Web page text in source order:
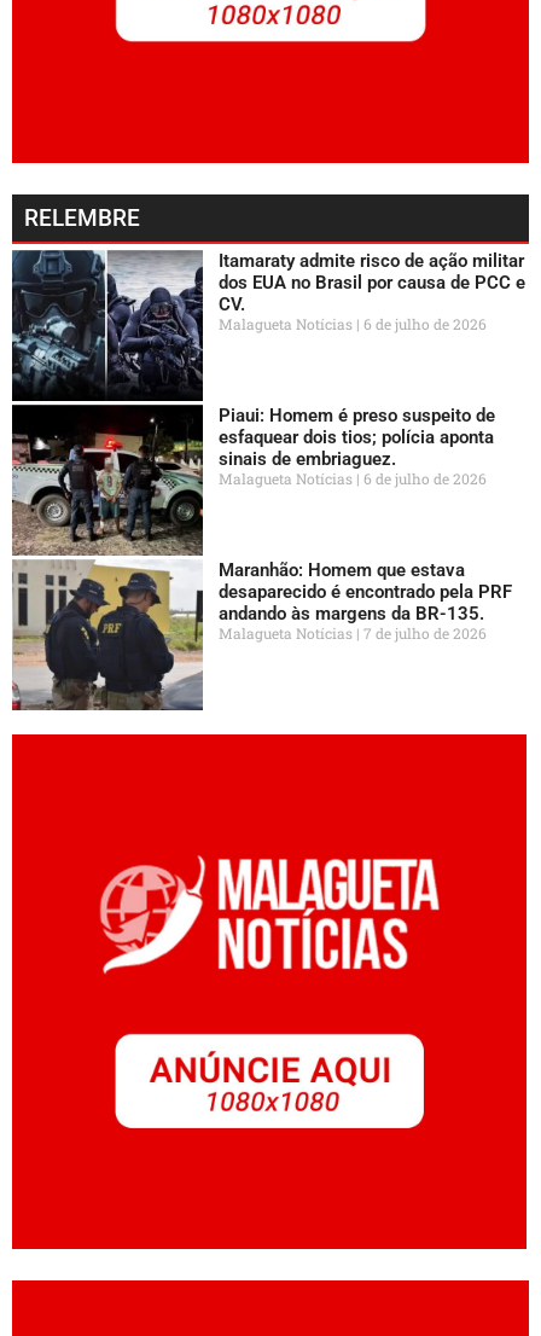
RELEMBRE
Itamaraty admite risco de ação militar
dos EUA no Brasil por causa de PCC e
CV.
Malagueta Notícias 6 de julho de 2026
Piaui: Homem é preso suspeito de
esfaquear dois tios; polícia aponta
sinais de embriaguez.
Malagueta Notícias 6 de julho de 2026
Maranhão: Homem que estava
desaparecido é encontrado pela PRF
andando às margens da BR-135.
Malagueta Notícias 7 de julho de 2026